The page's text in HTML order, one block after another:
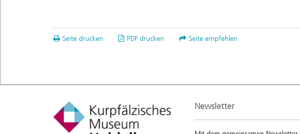
Seite drucken PDF drucken Seite empfehlen
Newsletter